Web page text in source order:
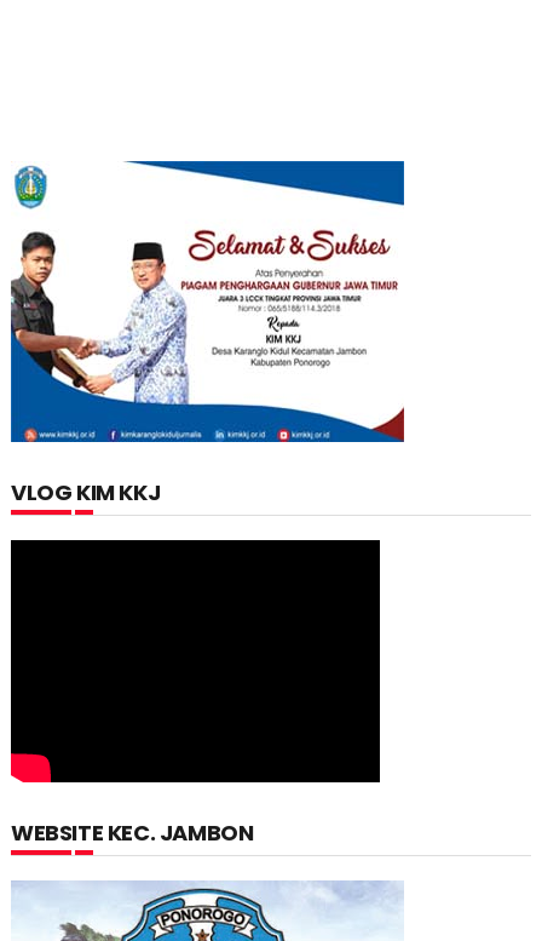
VLOG KIM KKJ
WEBSITE KEC. JAMBON